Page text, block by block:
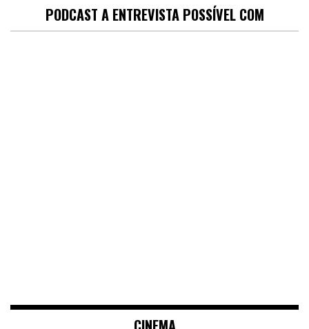
PODCAST A ENTREVISTA POSSÍVEL COM